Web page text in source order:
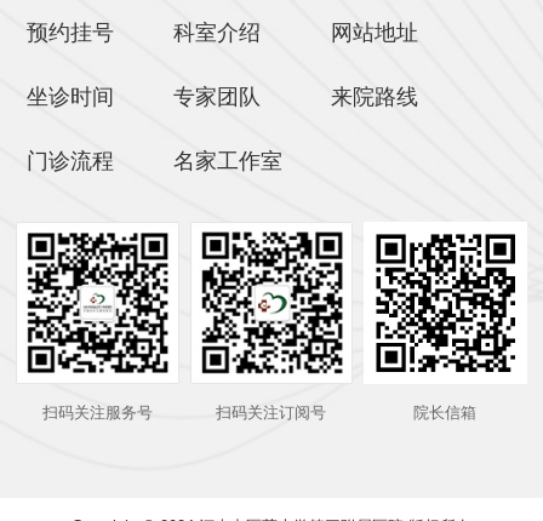
预约挂号
坐诊时间
门诊流程
科室介绍
专家团队
名家工作室
网站地址
来院路线
扫码关注服务号 扫码关注订阅号 院长信箱